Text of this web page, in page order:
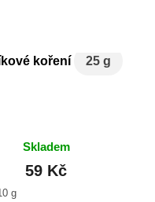
koření 25 g
Skladem
59 Kč
g